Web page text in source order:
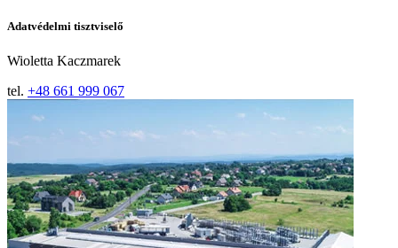
Adatvédelmi tisztviselő
Wioletta Kaczmarek
tel. +48 661 999 067